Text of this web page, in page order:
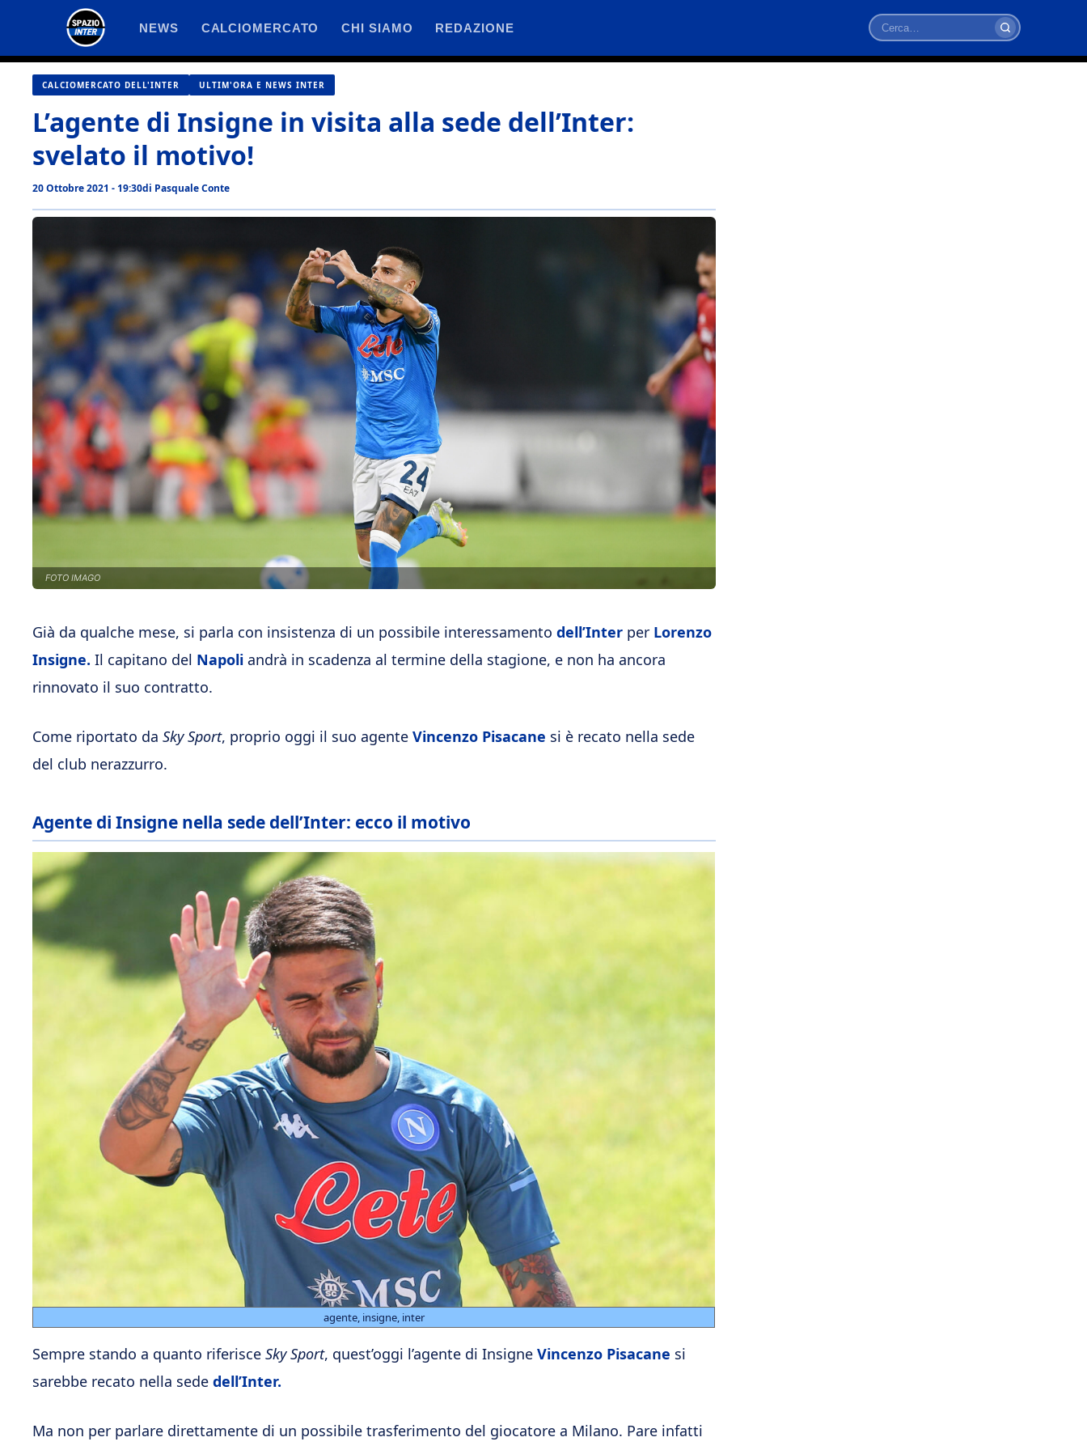
contenuto
NEWS CALCIOMERCATO CHI SIAMO REDAZIONE
Cerca
CALCIOMERCATO DELL'INTER ULTIM'ORA E NEWS INTER
L’agente di Insigne in visita alla sede dell’Inter:
svelato il motivo!
20 Ottobre 2021 - 19:30di Pasquale Conte
FOTO IMAGO
Già da qualche mese, si parla con insistenza di un possibile interessamento dell’Inter per Lorenzo
Insigne. Il capitano del Napoli andrà in scadenza al termine della stagione, e non ha ancora
rinnovato il suo contratto.
Come riportato da Sky Sport, proprio oggi il suo agente Vincenzo Pisacane si è recato nella sede
del club nerazzurro.
Agente di Insigne nella sede dell’Inter: ecco il motivo
agente, insigne, inter
Sempre stando a quanto riferisce Sky Sport, quest’oggi l’agente di Insigne Vincenzo Pisacane si
sarebbe recato nella sede dell’Inter.
Ma non per parlare direttamente di un possibile trasferimento del giocatore a Milano. Pare infatti